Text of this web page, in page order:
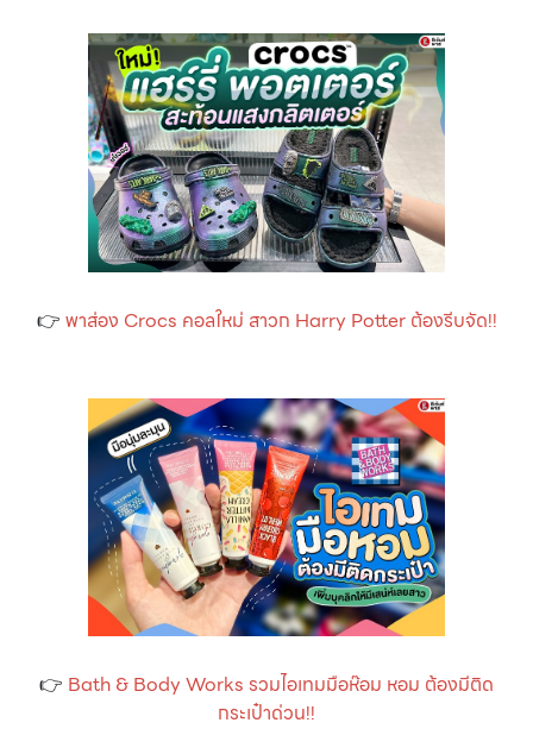
👉 พาส่อง Crocs คอลใหม่ สาวก Harry Potter ต้องรีบจัด!!
👉 Bath & Body Works รวมไอเทมมือห๊อม หอม ต้องมีติด
กระเป๋าด่วน!!